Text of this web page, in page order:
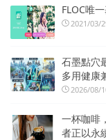
FLOC唯
2021/03/
石墨點穴
多用健康
2026/08/
一杯咖啡
者正以永